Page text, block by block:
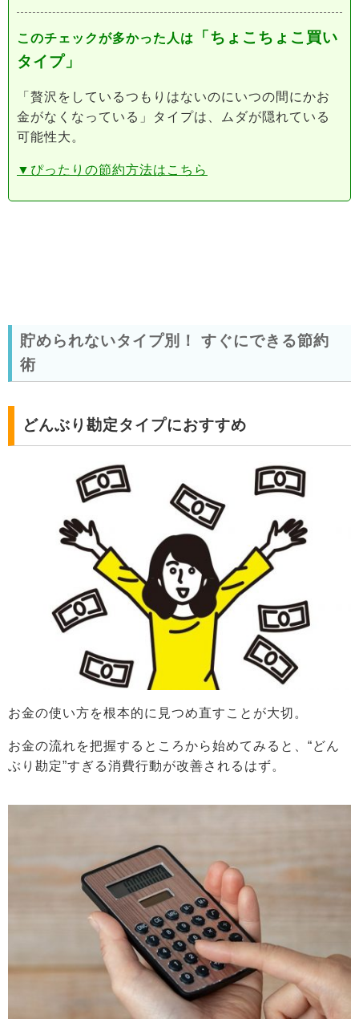
このチェックが多かった人は
「ちょこちょこ買い
タイプ」
「贅沢をしているつもりはないのにいつの間にかお
金がなくなっている」タイプは、ムダが隠れている
可能性大。
▼ぴったりの節約方法はこちら
貯められないタイプ別！ すぐにできる節約
術
どんぶり勘定タイプにおすすめ
お金の使い方を根本的に見つめ直すことが大切。
お金の流れを把握するところから始めてみると、“どん
ぶり勘定”すぎる消費行動が改善されるはず。